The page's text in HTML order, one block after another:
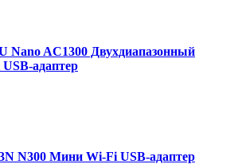
Nano AC1300 Двухдиапазонный
адаптер
N300 Мини Wi-Fi USB-адаптер